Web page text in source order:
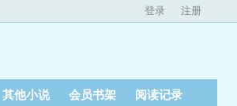
登录 注册
其他小说 会员书架 阅读记录